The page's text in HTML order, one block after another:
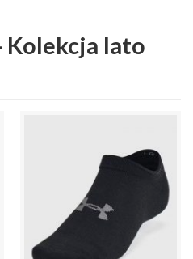
Kolekcja lato